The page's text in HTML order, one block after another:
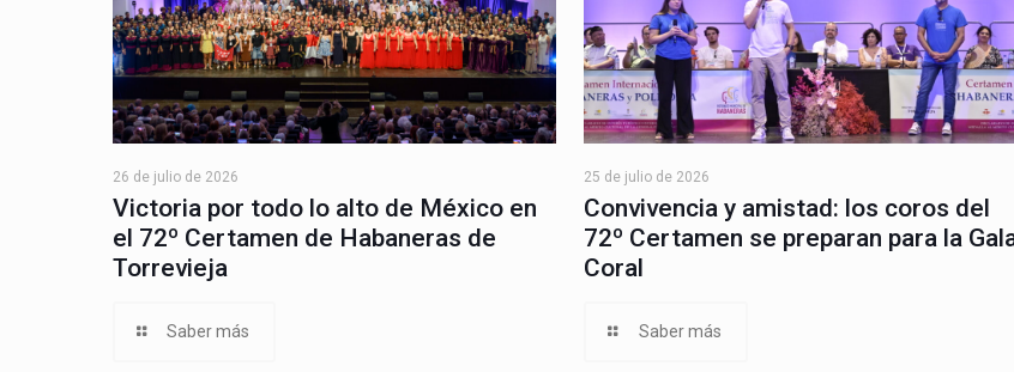
26 de julio de 2026
Victoria por todo lo alto de México en
el 72º Certamen de Habaneras de
Torrevieja
Saber más
25 de julio de 2026
Convivencia y amistad: los coros del
72º Certamen se preparan para la
Coral
Saber más